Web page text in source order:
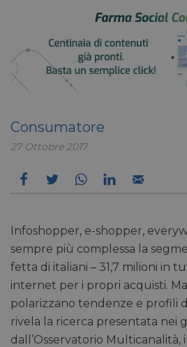
Consumatore
27 Ottobre 2017
Infoshopper, e-shopper,
sempre più complessa la
fetta di italiani – 31,7 milioni in
internet per i propri acquisti.
polarizzano tendenze e profili
rivela la ricerca presentata nei
dall’Osservatorio